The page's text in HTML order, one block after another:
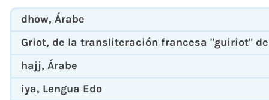
dhow, Árabe
Griot, de la transliteración francesa "guiriot"
hajj, Árabe
iya, Lengua Edo